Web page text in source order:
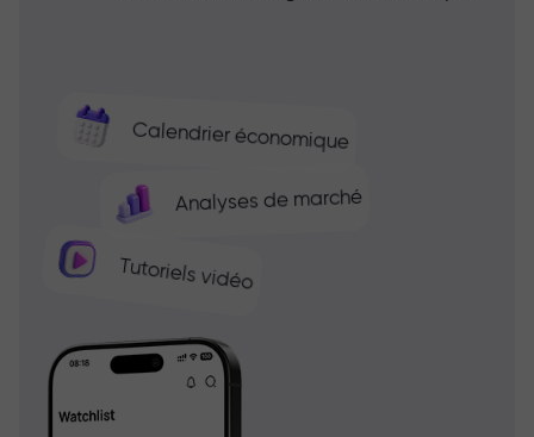
Calendrier économique
Analyses de marché
Tutoriels vidéo